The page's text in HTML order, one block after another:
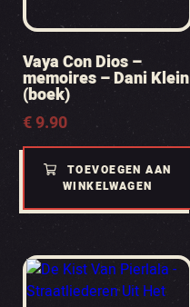
Vaya Con Dios –
memoires – Dani Klein
(boek)
€9.90
TOEVOEGEN AAN
WINKELWAGEN